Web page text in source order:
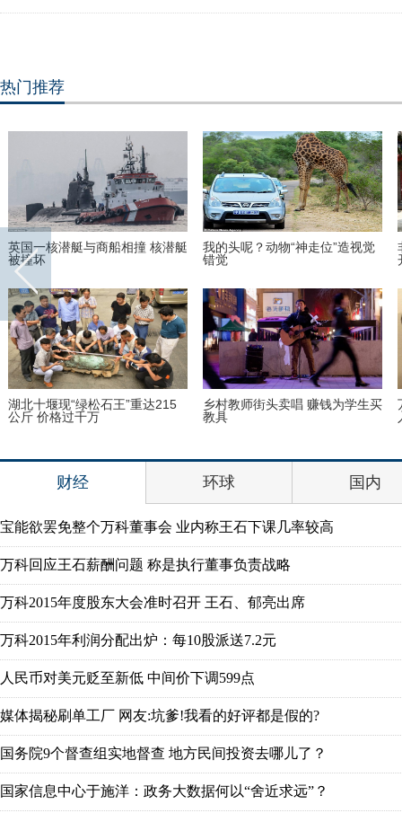
热门推荐
英国一核潜艇与商船相撞 核潜艇
被撞坏
我的头呢？动物“神走位”造视觉
错觉
湖北十堰现“绿松石王”重达215
公斤 价格过千万
乡村教师街头卖唱 赚钱为学生买
教具
财经 环球 国内
宝能欲罢免整个万科董事会 业内称王石下课几率较高
万科回应王石薪酬问题 称是执行董事负责战略
万科2015年度股东大会准时召开 王石、郁亮出席
万科2015年利润分配出炉：每10股派送7.2元
人民币对美元贬至新低 中间价下调599点
媒体揭秘刷单工厂 网友:坑爹!我看的好评都是假的?
国务院9个督查组实地督查 地方民间投资去哪儿了？
国家信息中心于施洋：政务大数据何以“舍近求远”？